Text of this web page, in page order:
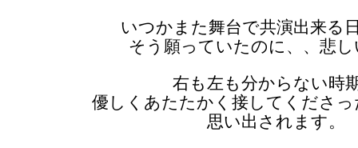
いつかまた舞台で共演出来る
そう願っていたのに、、悲
右も左も分からない時
優しくあたたかく接してくださ
思い出されます。